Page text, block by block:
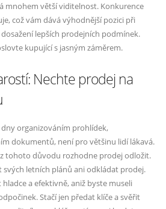
mnohem větší viditelnost. Konkurence
což vám dává výhodnější pozici při
lepších prodejních podmínek.
kupující s jasným záměrem.
Nechte prodej na
organizováním prohlídek,
dokumentů, není pro většinu lidí lákavá.
tohoto důvodu rozhodne prodej odložit.
svých letních plánů ani odkládat prodej.
a efektivně, aniž byste museli
Stačí jen předat klíče a svěřit